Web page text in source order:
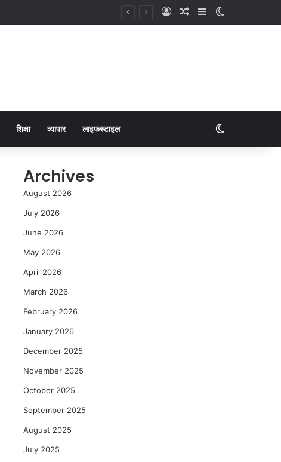
शिक्षा व्यापार लाइफस्टाइल
Archives
August 2026
July 2026
June 2026
May 2026
April 2026
March 2026
February 2026
January 2026
December 2025
November 2025
October 2025
September 2025
August 2025
July 2025